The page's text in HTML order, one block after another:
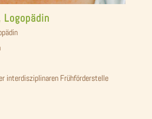
Logopädin
interdisziplinaren Frühförderstelle